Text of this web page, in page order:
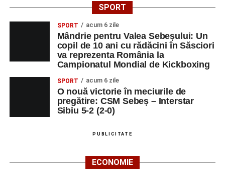
Gabi Virginia Șarga și Cătălin Rotaru, producător Gabi
DUMINICĂ, 23 AUGUST 2026
Râpa Roșie
„Cicloaventurier de Sebeș”
al competiției MTB pentru copii.
LUNI, 24 AUGUST 2026
Ora 18.00– Activități recreative pentru copii, susținute de
SPORT
SPORT acum 6 zile
Mândrie pentru Valea Sebeșului: Un
copil de 10 ani cu rădăcini în Săsciori
va reprezenta România la
Campionatul Mondial de Kickboxing
SPORT acum 6 zile
O nouă victorie în meciurile de
pregătire: CSM Sebeș – Interstar
Sibiu 5-2 (2-0)
PUBLICITATE
ECONOMIE